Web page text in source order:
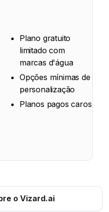
Plano gratuito
limitado com
marcas d'água
Opções mínimas de
personalização
Planos pagos caros
o Vizard.ai